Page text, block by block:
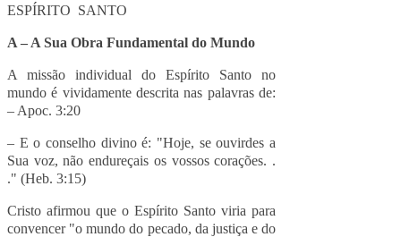
ESPÍRITO SANTO
A – A Sua Obra Fundamental do Mundo
A missão individual do Espírito Santo no
mundo é vividamente descrita nas palavras de:
– Apoc. 3:20
– E o conselho divino é: "Hoje, se ouvirdes a
Sua voz, não endureçais os vossos corações. .
." (Heb. 3:15)
Cristo afirmou que o Espírito Santo viria para
convencer "o mundo do pecado, da justiça e do